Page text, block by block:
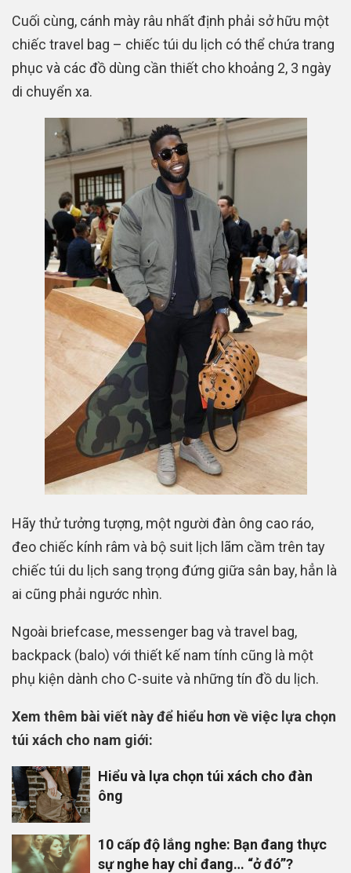
Cuối cùng, cánh mày râu nhất định phải sở hữu một
chiếc travel bag – chiếc túi du lịch có thể chứa trang
phục và các đồ dùng cần thiết cho khoảng 2, 3 ngày
di chuyển xa.
Hãy thử tưởng tượng, một người đàn ông cao ráo,
đeo chiếc kính râm và bộ suit lịch lãm cầm trên tay
chiếc túi du lịch sang trọng đứng giữa sân bay, hẳn là
ai cũng phải ngước nhìn.
Ngoài briefcase, messenger bag và travel bag,
backpack (balo) với thiết kế nam tính cũng là một
phụ kiện dành cho C-suite và những tín đồ du lịch.
Xem thêm bài viết này để hiểu hơn về việc lựa chọn
túi xách cho nam giới:
Hiểu và lựa chọn túi xách cho đàn
ông
10 cấp độ lắng nghe: Bạn đang thực
sự nghe hay chỉ đang… “ở đó”?